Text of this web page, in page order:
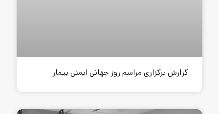
روز جهانی ایمنی بیمار